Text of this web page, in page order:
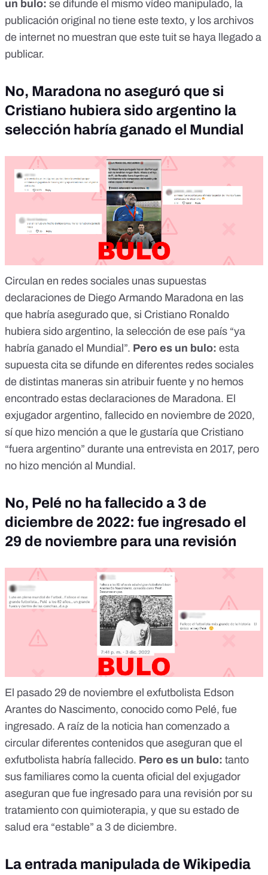
un bulo: se difunde el mismo vídeo manipulado, la
publicación original no tiene este texto, y los archivos
de internet no muestran que este tuit se haya llegado a
publicar.
No, Maradona no aseguró que si
Cristiano hubiera sido argentino la
selección habría ganado el Mundial
Circulan en redes sociales unas supuestas
declaraciones de Diego Armando Maradona en las
que habría asegurado que, si Cristiano Ronaldo
hubiera sido argentino, la selección de ese país “ya
habría ganado el Mundial”. Pero es un bulo: esta
supuesta cita se difunde en diferentes redes sociales
de distintas maneras sin atribuir fuente y no hemos
encontrado estas declaraciones de Maradona. El
exjugador argentino, fallecido en noviembre de 2020,
sí que hizo mención a que le gustaría que Cristiano
“fuera argentino” durante una entrevista en 2017, pero
no hizo mención al Mundial.
No, Pelé no ha fallecido a 3 de
diciembre de 2022: fue ingresado el
29 de noviembre para una revisión
El pasado 29 de noviembre el exfutbolista Edson
Arantes do Nascimento, conocido como Pelé, fue
ingresado. A raíz de la noticia han comenzado a
circular diferentes contenidos que aseguran que el
exfutbolista habría fallecido. Pero es un bulo: tanto
sus familiares como la cuenta oficial del exjugador
aseguran que fue ingresado para una revisión por su
tratamiento con quimioterapia, y que su estado de
salud era “estable” a 3 de diciembre.
La entrada manipulada de Wikipedia